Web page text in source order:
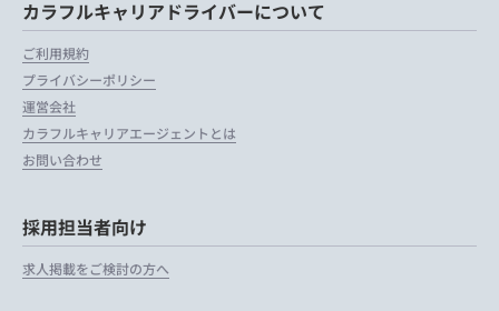
カラフルキャリアドライバーについて
ご利用規約
プライバシーポリシー
運営会社
カラフルキャリアエージェントとは
お問い合わせ
採用担当者向け
求人掲載をご検討の方へ